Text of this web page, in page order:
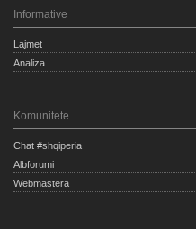
Informative
Lajmet
Analiza
Komunitete
Chat #shqiperia
Albforumi
Webmastera